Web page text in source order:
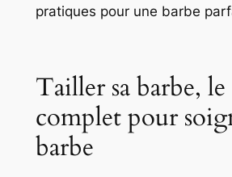
pratiques pour une barbe
Tailler sa barbe,
complet pour
barbe